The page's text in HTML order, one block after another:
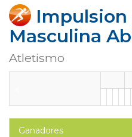
Impulsion
Masculina
Atletismo
Ganadores